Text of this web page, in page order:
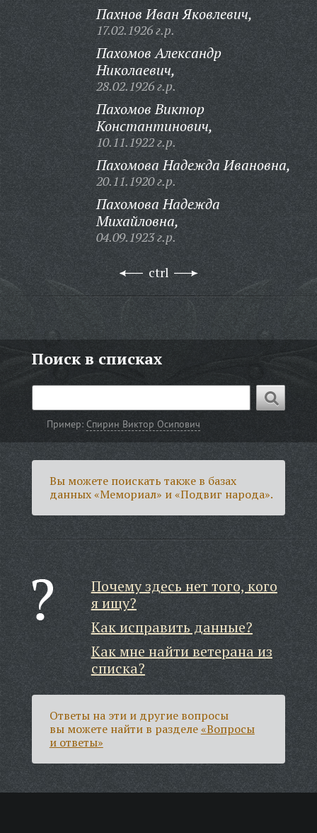
Пахнов Иван Яковлевич,
17.02.1926 г.р.
Пахомов Александр
Николаевич,
28.02.1926 г.р.
Пахомов Виктор
Константинович,
10.11.1922 г.р.
Пахомова Надежда Ивановна,
20.11.1920 г.р.
Пахомова Надежда
Михайловна,
04.09.1923 г.р.
ctrl
Поиск в списках
Пример:Спирин Виктор Осипович
Вы можете поискать также в базах
данных «Мемориал» и «Подвиг народа».
Почему здесь нет того, кого
я ищу?
Как исправить данные?
Как мне найти ветерана из
списка?
Ответы на эти и другие вопросы
вы можете найти в разделе«Вопросы
и ответы»